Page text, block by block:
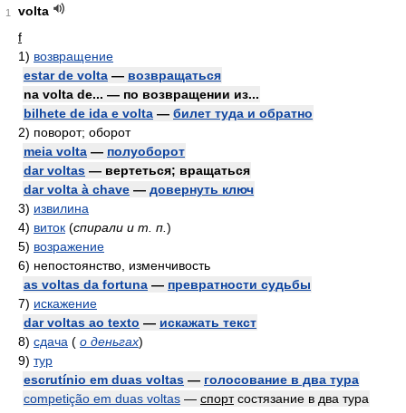
1
volta
f
1) возвращение
estar de volta — возвращаться
na volta de... — по возвращении из...
bilhete de ida e volta — билет туда и обратно
2) поворот; оборот
meia volta — полуоборот
dar voltas — вертеться; вращаться
dar volta à chave — довернуть ключ
3) извилина
4) виток (спирали и т. п. )
5) возражение
6) непостоянство, изменчивость
as voltas da fortuna — превратности судьбы
7) искажение
dar voltas ao texto — искажать текст
8) сдача ( о деньгах)
9) тур
escrutínio em duas voltas — голосование в два тура
competição em duas voltas — спортсостязание в два тура